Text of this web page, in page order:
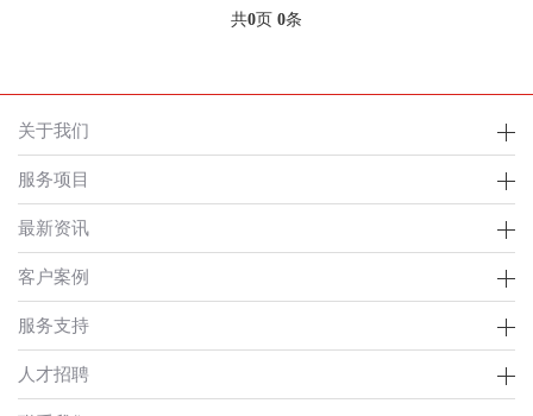
共0页 0条
关于我们
服务项目
最新资讯
客户案例
服务支持
人才招聘